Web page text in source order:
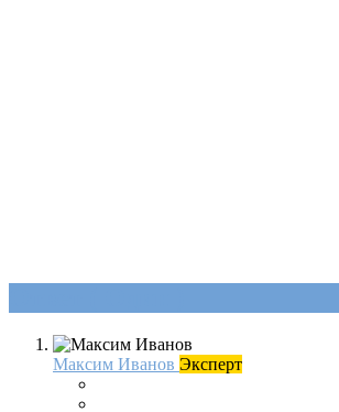
Максим Иванов Эксперт